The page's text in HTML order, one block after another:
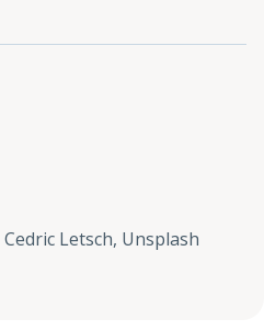
Cedric Letsch, Unsplash